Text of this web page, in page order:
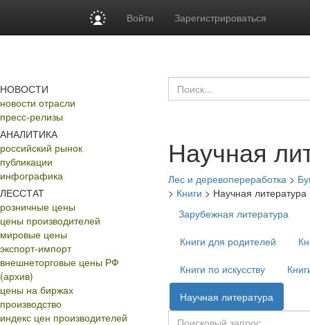
Войти Зарегистрироваться
НОВОСТИ
новости отрасли
пресс-релизы
АНАЛИТИКА
российский рынок
публикации
инфографика
ЛЕССТАТ
розничные цены
цены производителей
мировые цены
экспорт-импорт
внешнеторговые цены РФ
(архив)
цены на биржах
производство
индекс цен производителей
Научная
Лес и деревопереработка >
> Книги > Научная литература
Зарубежная литература
Книги для родителей
Книги по искусству
Научная литература